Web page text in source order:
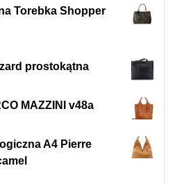
Torebka Shopper
prostokątna
MAZZINI v48a
A4 Pierre